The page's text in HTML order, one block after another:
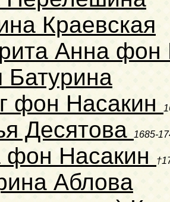
Краевская
Анна фон
Батурина
фон Насакин
Десятова 1685-
фон Насакин
Аблова